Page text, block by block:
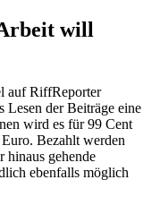
will
auf RiffReporter
Lesen der Beiträge eine
wird es für 99 Cent
Bezahlt werden
hinaus gehende
ebenfalls möglich